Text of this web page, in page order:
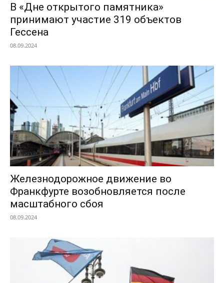
В «Дне открытого памятника»
принимают участие 319 объектов
Гессена
08.09.2024
Железнодорожное движение во
Франкфурте возобновляется после
масштабного сбоя
08.09.2024